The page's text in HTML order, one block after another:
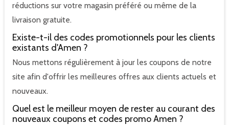
réductions sur votre magasin préféré ou même de la
livraison gratuite.
Existe-t-il des codes promotionnels pour les clients
existants d'Amen ?
Nous mettons régulièrement à jour les coupons de notre
site afin d'offrir les meilleures offres aux clients actuels et
nouveaux.
Quel est le meilleur moyen de rester au courant des
nouveaux coupons et codes promo Amen ?